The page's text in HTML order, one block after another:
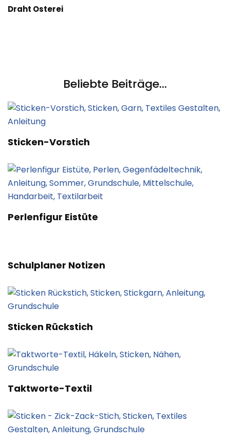
Draht Osterei
Beliebte Beiträge...
Sticken-Vorstich
Perlenfigur Eistüte
Schulplaner Notizen
Sticken Rückstich
Taktworte-Textil